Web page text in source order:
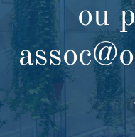
ou